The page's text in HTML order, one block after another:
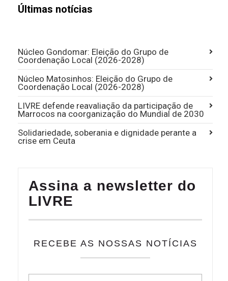
Últimas notícias
Núcleo Gondomar: Eleição do Grupo de
Coordenação Local (2026-2028)
Núcleo Matosinhos: Eleição do Grupo de
Coordenação Local (2026-2028)
LIVRE defende reavaliação da participação de
Marrocos na coorganização do Mundial de 2030
Solidariedade, soberania e dignidade perante a
crise em Ceuta
Assina a newsletter do
LIVRE
RECEBE AS NOSSAS NOTÍCIAS